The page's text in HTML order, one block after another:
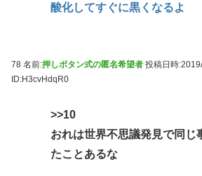
酸化してすぐに黒くなるよ
78 名前:押しボタン式の匿名希望者 投稿日時
ID:H3cvHdqR0
>>10
おれは世界不思議発見で同じ
たことあるな